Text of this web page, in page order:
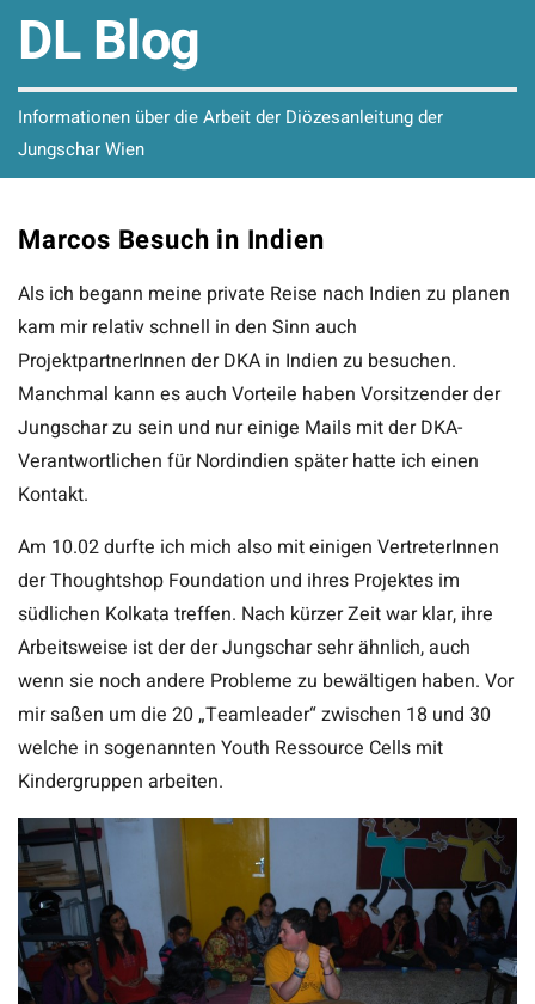
DL Blog
Informationen über die Arbeit der Diözesanleitung der
Jungschar Wien
Marcos Besuch in Indien
Als ich begann meine private Reise nach Indien zu planen
kam mir relativ schnell in den Sinn auch
ProjektpartnerInnen der DKA in Indien zu besuchen.
Manchmal kann es auch Vorteile haben Vorsitzender der
Jungschar zu sein und nur einige Mails mit der DKA-
Verantwortlichen für Nordindien später hatte ich einen
Kontakt.
Am 10.02 durfte ich mich also mit einigen VertreterInnen
der Thoughtshop Foundation und ihres Projektes im
südlichen Kolkata treffen. Nach kürzer Zeit war klar, ihre
Arbeitsweise ist der der Jungschar sehr ähnlich, auch
wenn sie noch andere Probleme zu bewältigen haben. Vor
mir saßen um die 20 „Teamleader“ zwischen 18 und 30
welche in sogenannten Youth Ressource Cells mit
Kindergruppen arbeiten.